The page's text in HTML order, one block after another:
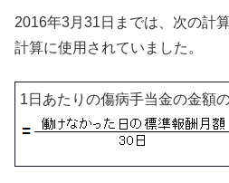
2016年3月31日までは、次の計
計算に使用されていました。
1日あたりの傷病手当金の金額